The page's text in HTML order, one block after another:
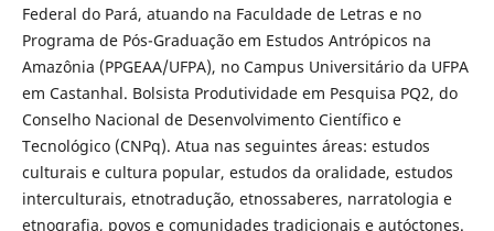
Federal do Pará, atuando na Faculdade de Letras e no
Programa de Pós-Graduação em Estudos Antrópicos na
Amazônia (PPGEAA/UFPA), no Campus Universitário da UFPA
em Castanhal. Bolsista Produtividade em Pesquisa PQ2, do
Conselho Nacional de Desenvolvimento Científico e
Tecnológico (CNPq). Atua nas seguintes áreas: estudos
culturais e cultura popular, estudos da oralidade, estudos
interculturais, etnotradução, etnossaberes, narratologia e
etnografia, povos e comunidades tradicionais e autóctones.